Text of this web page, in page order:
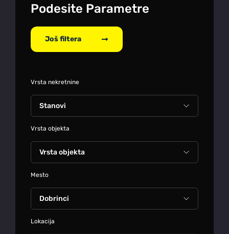
Podesite Parametre
Još filtera
Vrsta nekretnine
Vrsta objekta
Mesto
Lokacija